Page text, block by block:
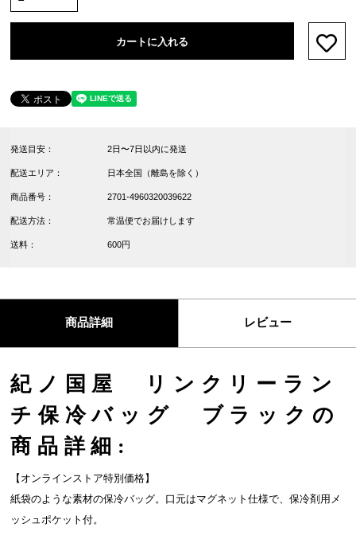
カートに入れる
発送目安： 2日〜7日以内に発送
配送エリア： 日本全国（離島を除く）
商品番号： 2701-4960320039622
配送方法： 常温便でお届けします
送料： 600円
商品詳細 レビュー
紀ノ国屋 リンクリーラン
チ保冷バッグ ブラックの
商品詳細:
【オンラインストア特別価格】
紙袋のような素材の保冷バッグ。口元はマグネット仕様で、保冷剤用メ
ッシュポケット付。